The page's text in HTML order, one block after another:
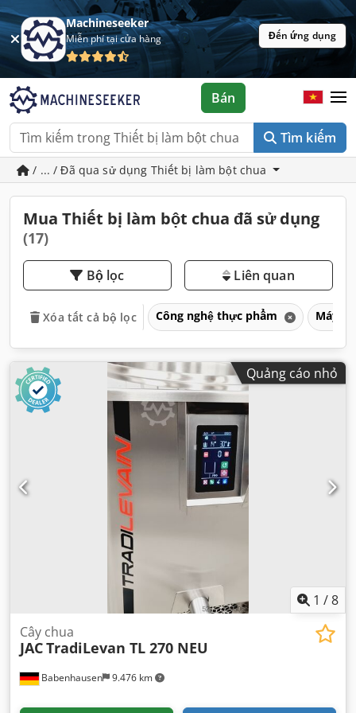
Machineseeker
Miễn phí tại cửa hàng Đến ứng dụng
Tìm kiếm
Bán
/ ... / Đã qua sử dụng Thiết bị làm bột chua
Mua Thiết bị làm bột chua đã sử dụng
(17)
Bộ lọc Liên quan
Xóa tất cả bộ lọc Công nghệ thực phẩm Máy
Quảng cáo nhỏ
1 /8
Babenhausen 9.476 km
Cây chua
JACTradiLevan TL 270 NEU